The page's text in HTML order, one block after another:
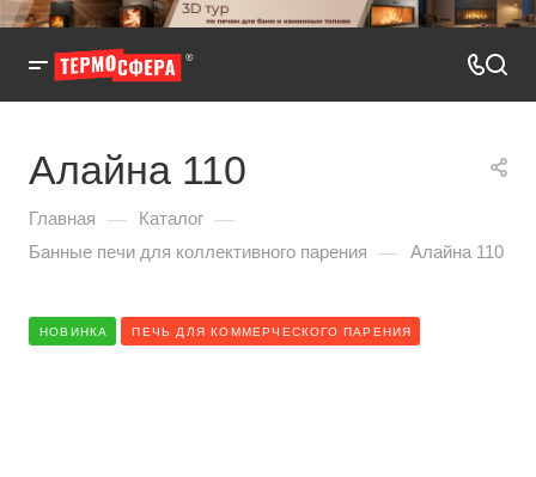
Алайна 110
Главная — Каталог —
Банные печи для коллективного парения — Алайна 110
НОВИНКА ПЕЧЬ ДЛЯ КОММЕРЧЕСКОГО ПАРЕНИЯ